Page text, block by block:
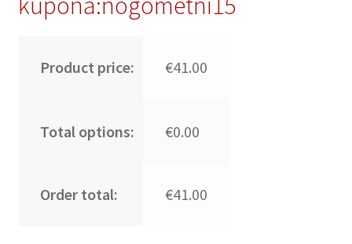
Product price: €41.00
Total options: €0.00
Order total: €41.00